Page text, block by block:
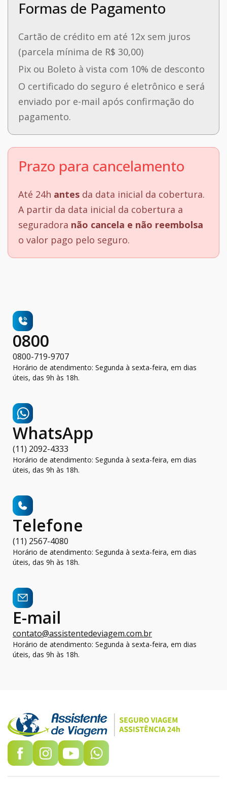
Formas de Pagamento
Cartão de crédito em até 12x sem juros
(parcela mínima de R$ 30,00)
Pix ou Boleto à vista com 10% de desconto
O certificado do seguro é eletrônico e será
enviado por e-mail após confirmação do
pagamento.
Prazo para cancelamento
Até 24h antes da data inicial da cobertura.
A partir da data inicial da cobertura a
seguradora não cancela e não reembolsa
o valor pago pelo seguro.
0800
0800-719-9707
Horário de atendimento: Segunda à sexta-feira, em dias
úteis, das 9h às 18h.
WhatsApp
(11) 2092-4333
Horário de atendimento: Segunda à sexta-feira, em dias
úteis, das 9h às 18h.
Telefone
(11) 2567-4080
Horário de atendimento: Segunda à sexta-feira, em dias
úteis, das 9h às 18h.
E-mail
contato@assistentedeviagem.com.br
Horário de atendimento: Segunda à sexta-feira, em dias
úteis, das 9h às 18h.